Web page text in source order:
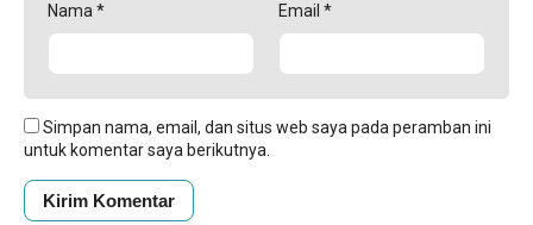
Nama* Email *
Simpan nama, email, dan situs web saya pada peramban ini
untuk komentar saya berikutnya.